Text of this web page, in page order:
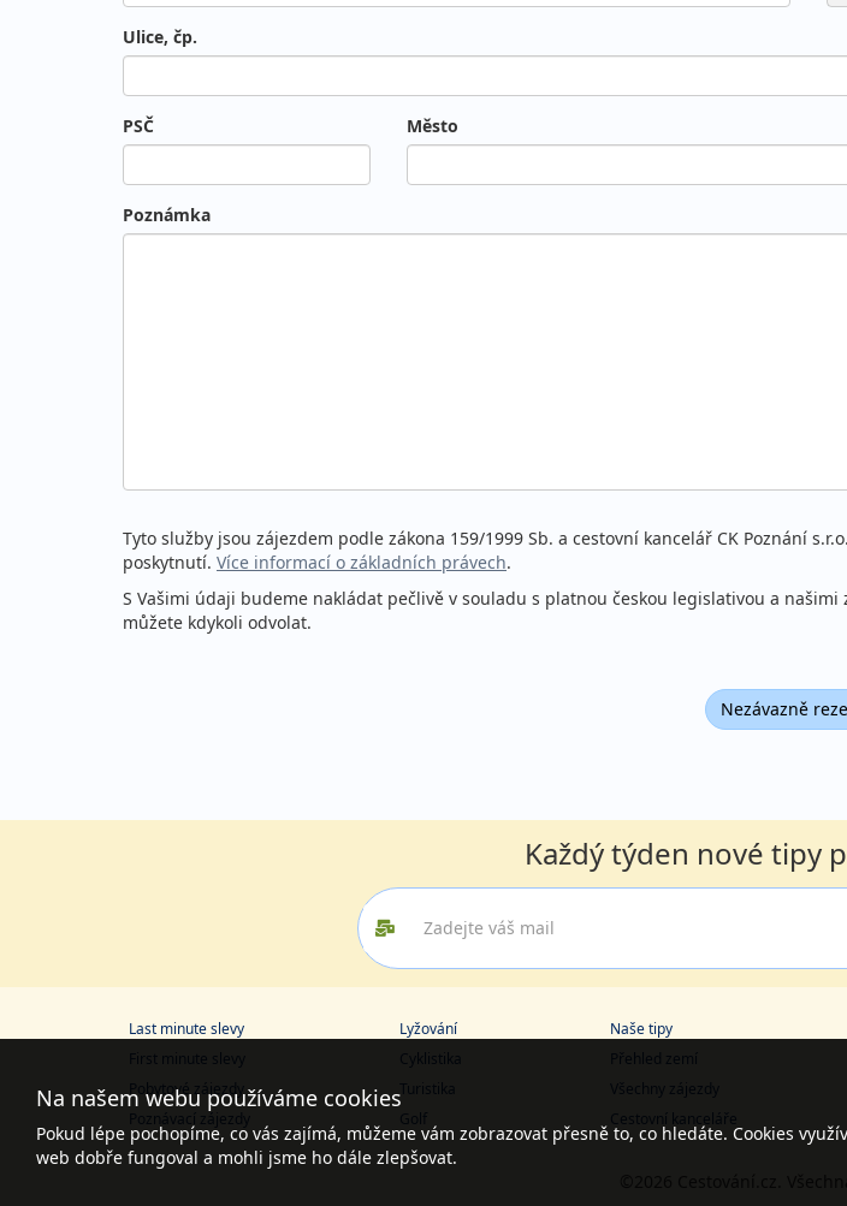
Ulice, čp.
PSČ Město
Poznámka
Tyto služby jsou zájezdem podle zákona 159/1999 Sb. a cestovní kancelář CK Poznání
poskytnutí. Více informací o základních právech.
S Vašimi údaji budeme nakládat pečlivě v souladu s platnou českou legislativou a našimi
můžete kdykoli odvolat.
Nezávazně
Každý týden nové tipy
Last minute slevy
First minute slevy
Pobytové zájezdy
Poznávací zájezdy
Lyžování
Cyklistika
Turistika
Golf
Naše tipy
Přehled zemí
Všechny zájezdy
Cestovní kanceláře
Na našem webu používáme cookies
Pokud lépe pochopíme, co vás zajímá, můžeme vám zobrazovat přesně to, co hledáte. Cookies
web dobře fungoval a mohli jsme ho dále zlepšovat.